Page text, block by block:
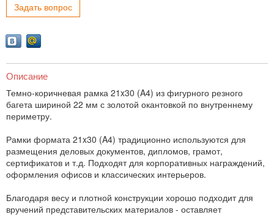
Задать вопрос
Описание
Темно-коричневая рамка 21x30 (A4) из фигурного резного
багета шириной 22 мм с золотой окантовкой по внутреннему
периметру.
Рамки формата 21x30 (A4) традиционно используются для
размещения деловых документов, дипломов, грамот,
сертификатов и т.д. Подходят для корпоративных награждений,
оформления офисов и классических интерьеров.
Благодаря весу и плотной конструкции хорошо подходит для
вручений представительских материалов - оставляет